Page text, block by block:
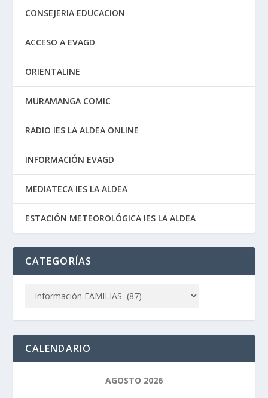
CONSEJERIA EDUCACION
ACCESO A EVAGD
ORIENTALINE
MURAMANGA COMIC
RADIO IES LA ALDEA ONLINE
INFORMACIÓN EVAGD
MEDIATECA IES LA ALDEA
ESTACIÓN METEOROLÓGICA IES LA ALDEA
CATEGORÍAS
CALENDARIO
AGOSTO 2026